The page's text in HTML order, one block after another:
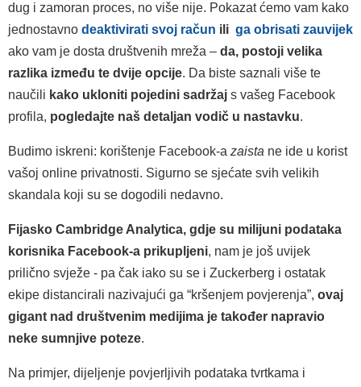
dug i zamoran proces, no više nije. Pokazat ćemo vam kako
jednostavno deaktivirati svoj račun ili ga obrisati zauvijek
ako vam je dosta društvenih mreža – da, postoji velika
razlika između te dvije opcije. Da biste saznali više te
naučili kako ukloniti pojedini sadržaj s vašeg Facebook
profila, pogledajte naš detaljan vodič u nastavku.
Budimo iskreni: korištenje Facebook-a zaista ne ide u korist
vašoj online privatnosti. Sigurno se sjećate svih velikih
skandala koji su se dogodili nedavno.
Fijasko Cambridge Analytica, gdje su milijuni podataka
korisnika Facebook-a prikupljeni, nam je još uvijek
prilično svježe - pa čak iako su se i Zuckerberg i ostatak
ekipe distancirali nazivajući ga “kršenjem povjerenja”, ovaj
gigant nad društvenim medijima je također napravio
neke sumnjive poteze.
Na primjer, dijeljenje povjerljivih podataka tvrtkama i